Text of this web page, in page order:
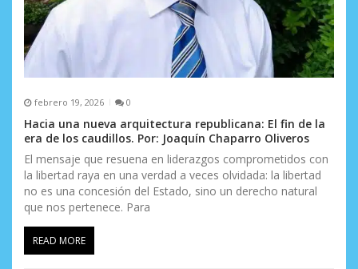
febrero 19, 2026 0
Hacia una nueva arquitectura republicana: El fin de la
era de los caudillos. Por: Joaquín Chaparro Oliveros
El mensaje que resuena en liderazgos comprometidos con
la libertad raya en una verdad a veces olvidada: la libertad
no es una concesión del Estado, sino un derecho natural
que nos pertenece. Para
READ MORE